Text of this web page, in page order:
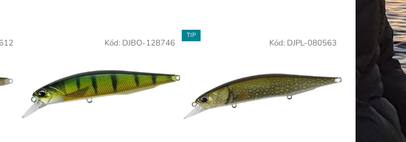
Kód: DJBO-128746
TIP
Kód: DJPL-080563